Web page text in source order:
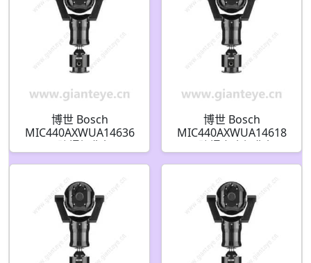
博世 Bosch
MIC440AXWUA14636
N 防爆摄像机
博世 Bosch
MIC440AXWUA14618
N 防爆安全摄像机